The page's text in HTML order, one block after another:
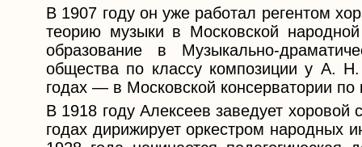
В 1907 году он уже работал регентом
теорию музыки в Московской
образование в Музыкально-
общества по классу композиции у А.
годах — в Московской консерватории
В 1918 году Алексеев заведует
годах дирижирует оркестром